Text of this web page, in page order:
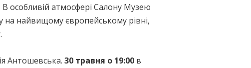
В особливій атмосфері Салону Музею
на найвищому європейському рівні,
Антошевська. 30 травня о 19:00 в